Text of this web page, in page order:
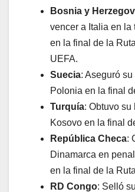
Bosnia y
vencer a Italia en la
en la final de la
UEFA.
Suecia: Aseguró
Polonia en la final
Turquía: Obtuvo su
Kosovo en la final
República Checa:
Dinamarca en
en la final de la
RD Congo: Selló